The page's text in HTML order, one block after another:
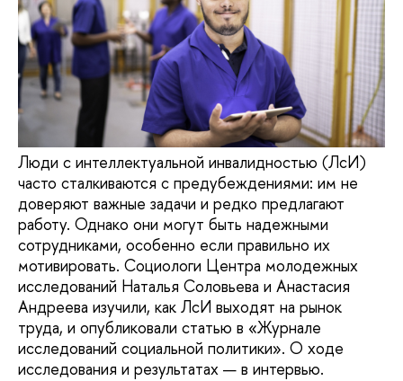
Люди с интеллектуальной инвалидностью (ЛсИ)
часто сталкиваются с предубеждениями: им не
доверяют важные задачи и редко предлагают
работу. Однако они могут быть надежными
сотрудниками, особенно если правильно их
мотивировать. Социологи Центра молодежных
исследований Наталья Соловьева и Анастасия
Андреева изучили, как ЛсИ выходят на рынок
труда, и опубликовали статью в «Журнале
исследований социальной политики». О ходе
исследования и результатах — в интервью.